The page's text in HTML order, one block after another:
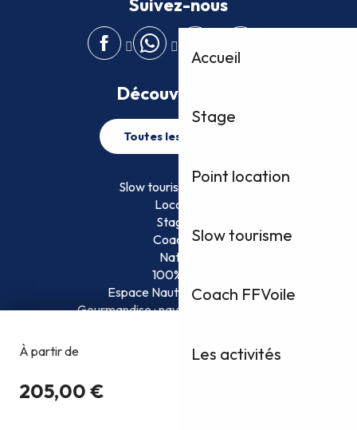
Accueil
Stage
Point location
Slow tourisme
Coach FFVoile
Les activités
Suivez-nous
Découvrez plus
Toutes les activités
Slow tourisme FFVoile
Location
Stage
Coaching
Nature
100% Fun
Espace Nautique Surveillé
Gourmandise : naviguez et savourez !
Copyright @2026